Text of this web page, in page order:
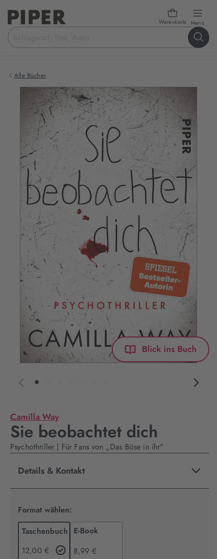
Warenkorb Menü
Suchbegriff
eingeben
Alle Bücher
Blick ins Buch
Produktbilder
zum
Buch
Camilla Way
Sie beobachtet dich
Psychothriller | Für Fans von „Das Böse in ihr"
Details & Kontakt
Format wählen:
Taschenbuch
12,00 €
E-Book
8,99 €